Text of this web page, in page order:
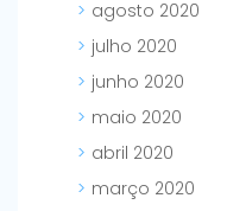
agosto 2020
julho 2020
junho 2020
maio 2020
abril 2020
março 2020